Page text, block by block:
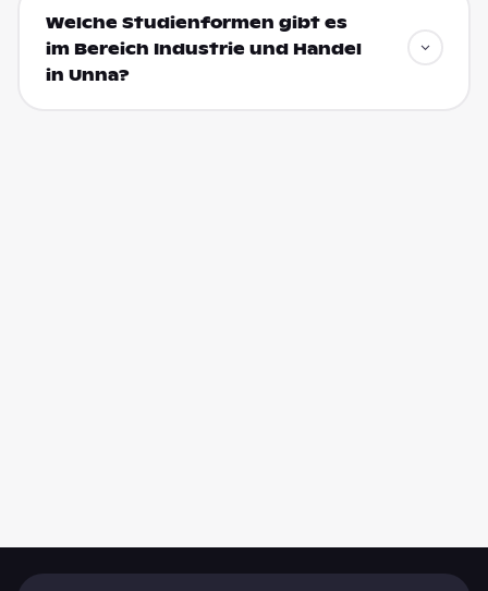
Welche Studienformen gibt es
im Bereich Industrie und Handel
in Unna?